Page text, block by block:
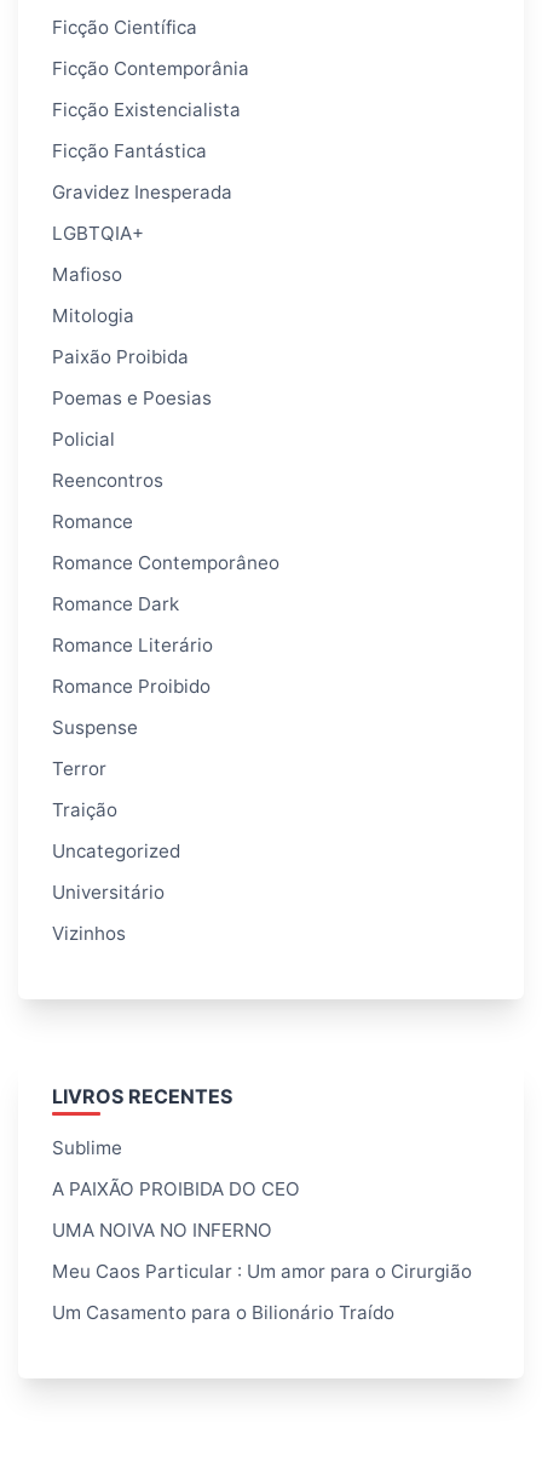
Ficção Científica
Ficção Contemporânia
Ficção Existencialista
Ficção Fantástica
Gravidez Inesperada
LGBTQIA+
Mafioso
Mitologia
Paixão Proibida
Poemas e Poesias
Policial
Reencontros
Romance
Romance Contemporâneo
Romance Dark
Romance Literário
Romance Proibido
Suspense
Terror
Traição
Uncategorized
Universitário
Vizinhos
LIVROS RECENTES
Sublime
A PAIXÃO PROIBIDA DO CEO
UMA NOIVA NO INFERNO
Meu Caos Particular : Um amor para o Cirurgião
Um Casamento para o Bilionário Traído